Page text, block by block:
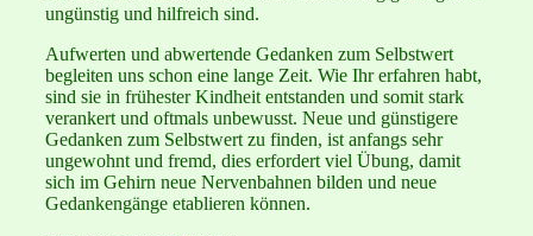
ungünstig und hilfreich sind.
Aufwerten und abwertende Gedanken zum Selbstwert
begleiten uns schon eine lange Zeit. Wie Ihr erfahren habt,
sind sie in frühester Kindheit entstanden und somit stark
verankert und oftmals unbewusst. Neue und günstigere
Gedanken zum Selbstwert zu finden, ist anfangs sehr
ungewohnt und fremd, dies erfordert viel Übung, damit
sich im Gehirn neue Nervenbahnen bilden und neue
Gedankengänge etablieren können.